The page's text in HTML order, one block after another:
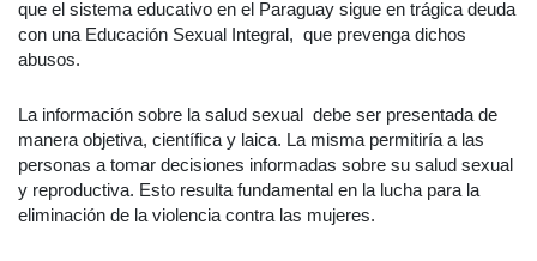
que el sistema educativo en el Paraguay sigue en trágica deuda
con una Educación Sexual Integral, que prevenga dichos
abusos.
La información sobre la salud sexual debe ser presentada de
manera objetiva, científica y laica. La misma permitiría a las
personas a tomar decisiones informadas sobre su salud sexual
y reproductiva. Esto resulta fundamental en la lucha para la
eliminación de la violencia contra las mujeres.